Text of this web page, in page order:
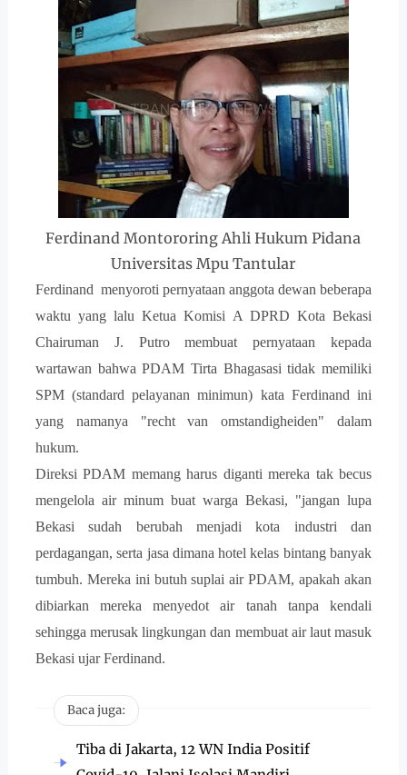
Ferdinand Montororing Ahli Hukum Pidana
Universitas Mpu Tantular
Ferdinand menyoroti pernyataan anggota dewan beberapa
waktu yang lalu Ketua Komisi A DPRD Kota Bekasi
Chairuman J. Putro membuat pernyataan kepada
wartawan bahwa PDAM Tirta Bhagasasi tidak memiliki
SPM (standard pelayanan minimun) kata Ferdinand ini
yang namanya "recht van omstandigheiden" dalam
hukum.
Direksi PDAM memang harus diganti mereka tak becus
mengelola air minum buat warga Bekasi, "jangan lupa
Bekasi sudah berubah menjadi kota industri dan
perdagangan, serta jasa dimana hotel kelas bintang banyak
tumbuh. Mereka ini butuh suplai air PDAM, apakah akan
dibiarkan mereka menyedot air tanah tanpa kendali
sehingga merusak lingkungan dan membuat air laut masuk
Bekasi ujar Ferdinand.
Baca juga:
Tiba di Jakarta, 12 WN India Positif